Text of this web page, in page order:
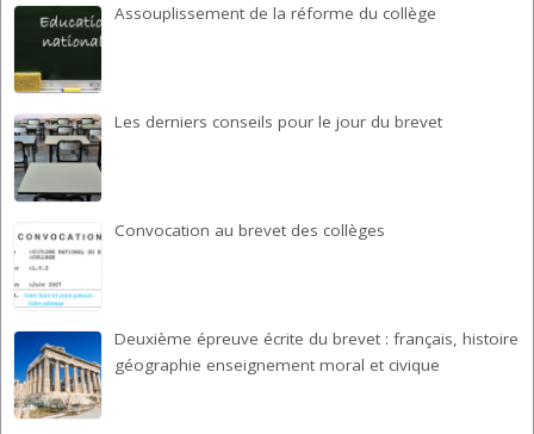
Assouplissement de la réforme du collège
Les derniers conseils pour le jour du brevet
Convocation au brevet des collèges
Deuxième épreuve écrite du brevet : français, histoire
géographie enseignement moral et civique